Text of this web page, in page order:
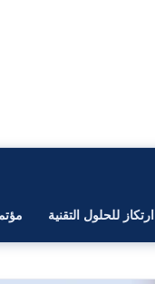
ارتكاز للحلول التقنية